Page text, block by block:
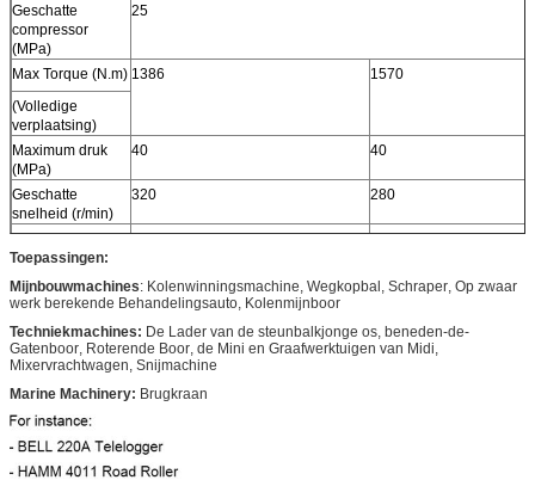
Geschatte
compressor
(MPa)
25
Max Torque (N.m) 1386
1570
(Volledige
verplaatsing)
Maximum druk
(MPa)
40 40
Geschatte
snelheid (r/min)
320 280
Snelheidswaaier
(r/min)
10-400
10-360
Toepassingen:
Mijnbouwmachines: Kolenwinningsmachine, Wegkopbal, Schraper, Op zwaar
werk berekende Behandelingsauto, Kolenmijnboor
Techniekmachines: De Lader van de steunbalkjonge os, beneden-de-
Gatenboor, Roterende Boor, de Mini en Graafwerktuigen van Midi,
Mixervrachtwagen, Snijmachine
Marine Machinery: Brugkraan